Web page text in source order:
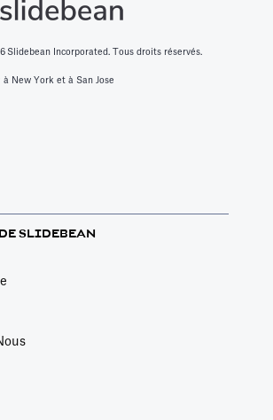
Slidebean Incorporated. Tous droits réservés.
à New York et à San Jose
SLIDEBEAN